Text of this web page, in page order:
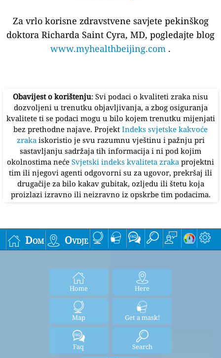
Za vrlo korisne zdravstvene savjete pekinškog
doktora Richarda Saint Cyra, MD, pogledajte blog
www.myhealthbeijing.com .
Obavijest o korištenju: Svi podaci o kvaliteti zraka nisu
dozvoljeni u trenutku objavljivanja, a zbog osiguranja
kvalitete ti se podaci mogu u bilo kojem trenutku mijenjati
bez prethodne najave. Projekt Indeks svjetske kakvoće
zraka iskoristio je svu razumnu vještinu i pažnju pri
sastavljanju sadržaja tih informacija i ni pod kojim
okolnostima neće Svjetski indeks kvaliteta zraka projektni
tim ili njegovi agenti odgovorni su za ugovor, prekršaj ili
drugačije za bilo kakav gubitak, ozljedu ili štetu koja
proizlazi izravno ili neizravno iz opskrbe tim podacima.
Dom Ovdje
Home Here
Map Get a mask!
Faq Search